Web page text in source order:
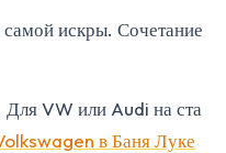
искры. Сочетание
Для VW или Audi на ста
в Баня Луке